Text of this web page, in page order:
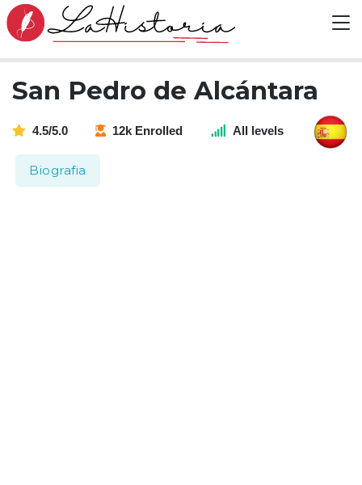
San Pedro de Alcántara
4.5/5.0 12k Enrolled All levels
Biografia